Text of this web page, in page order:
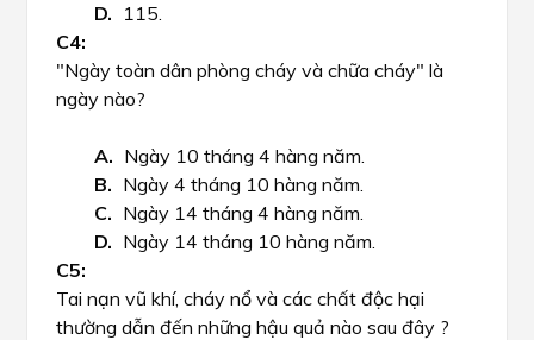
115.
"Ngày toàn dân phòng cháy và chữa cháy" là
ngày nào?
Ngày 10 tháng 4 hàng năm.
Ngày 4 tháng 10 hàng năm.
Ngày 14 tháng 4 hàng năm.
Ngày 14 tháng 10 hàng năm.
Tai nạn vũ khí, cháy nổ và các chất độc hại
thường dẫn đến những hậu quả nào sau đây ?